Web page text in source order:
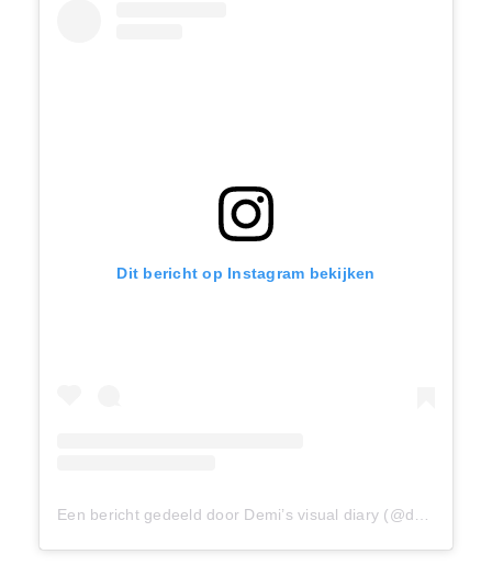
Dit bericht op Instagram bekijken
Een bericht gedeeld door Demi’s visual diary (@deminugteren)